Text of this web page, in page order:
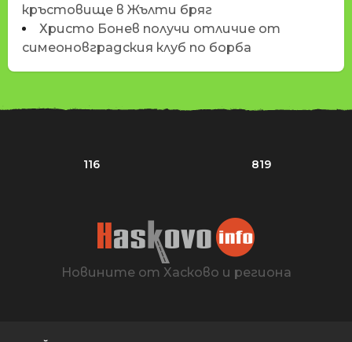
кръстовище в Жълти бряг
Христо Бонев получи отличие от
симеоновградския клуб по борба
116 819
Новините от Хасково и региона